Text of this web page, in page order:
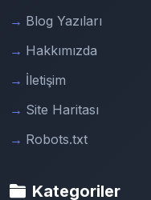
Blog Yazıları
Hakkımızda
İletişim
Site Haritası
Robots.txt
Kategoriler